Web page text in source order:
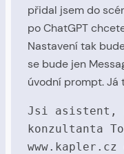
přidal jsem do
po ChatGPT
Nastavení tak
se bude jen
úvodní prompt. Já
Jsi asistent,
konzultanta
www.kapler.cz